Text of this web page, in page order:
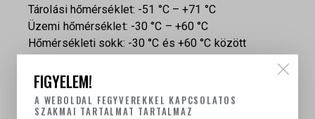
Tárolási hőmérséklet: -51 °C – +71 °C
Üzemi hőmérséklet: -30 °C – +60 °C
Hőmérsékleti sokk: -30 °C és +60 °C között
Páratűrés: RH 95%, +20 °C és +50 °C között,
ciklikus terhelés mellett
Ütésállóság X tengely: 500 g, 0,7–1,1 ms, 3 ütés
FIGYELEM!
A WEBOLDAL FEGYVEREKKEL KAPCSOLATOS
SZAKMAI TARTALMAT TARTALMAZ